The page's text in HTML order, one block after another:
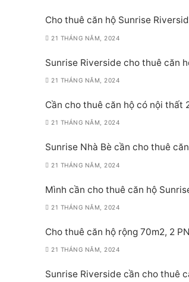
Cho thuê căn hộ Sunrise
21 THÁNG NĂM, 2024
Sunrise Riverside cho thuê căn
21 THÁNG NĂM, 2024
Cần cho thuê căn hộ có nội thất
21 THÁNG NĂM, 2024
Sunrise Nhà Bè cần cho thuê
21 THÁNG NĂM, 2024
Mình cần cho thuê căn hộ
21 THÁNG NĂM, 2024
Cho thuê căn hộ rộng 70m2, 2
21 THÁNG NĂM, 2024
Sunrise Riverside cần cho thuê